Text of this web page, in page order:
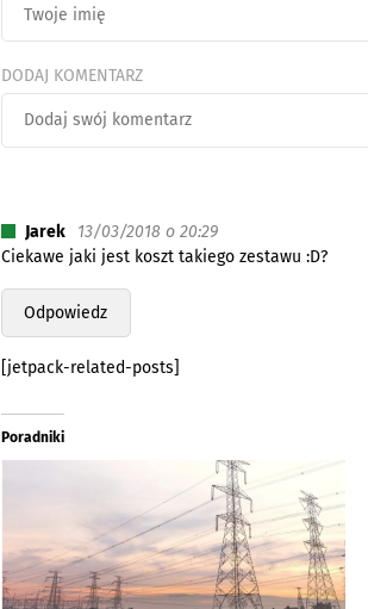
DODAJ KOMENTARZ
Jarek
13/03/2018 o 20:29
Ciekawe jaki jest koszt takiego zestawu :D?
Odpowiedz
[jetpack-related-posts]
Poradniki